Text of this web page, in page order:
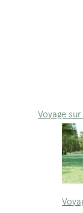
Voyage